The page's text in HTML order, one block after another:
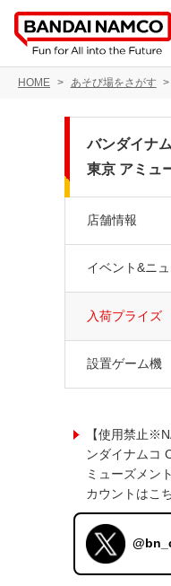
HOME あそび場をさがす
バンダイナ
東京 アミュ
店舗情報
イベント&ニ
入荷プライズ
設置ゲーム機
【使用禁止
ンダイナムコ
ミューズメン
カウントはこ